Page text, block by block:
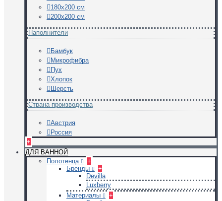
180х200 см
200х200 см
Наполнители
Бамбук
Микрофибра
Пух
Хлопок
Шерсть
Страна производства
Австрия
Россия
+
ДЛЯ ВАННОЙ
Полотенца
+
Бренды
+
Devilla
Luxberry
Материалы
+